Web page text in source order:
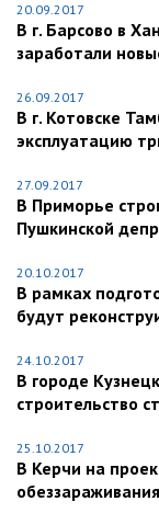
20.09.2017
В г. Барсово в
заработали
26.09.2017
В г. Котовске
эксплуатацию
27.09.2017
В Приморье
Пушкинской
20.10.2017
В рамках
будут
24.10.2017
В городе
строительство
25.10.2017
В Керчи на